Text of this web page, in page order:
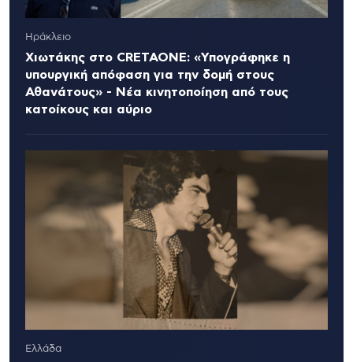
Ηράκλειο
Χιωτάκης στο CRETAONE: «Υπογράφηκε η
υπουργική απόφαση για την δομή στους
Αθανάτους» - Νέα κινητοποίηση από τους
κατοίκους και αύριο
Ελλάδα